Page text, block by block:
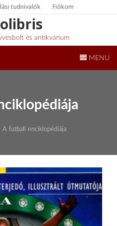
tudnivalók Fiókom
és antikvárium
MENU
futball enciklopédiája